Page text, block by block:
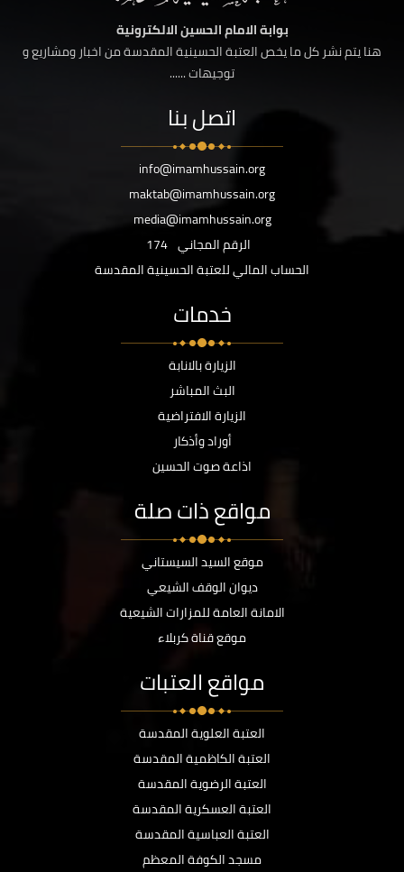
بوابة الامام الحسين الالكترونية
هنا يتم نشر كل ما يخص العتبة الحسينية المقدسة من اخبار ومشاريع و
توجيهات ......
اتصل بنا
info@imamhussain.org
maktab@imamhussain.org
media@imamhussain.org
الرقم المجاني 174
الحساب المالي للعتبة الحسينية المقدسة
خدمات
الزيارة بالانابة
البث المباشر
الزيارة الافتراضية
أوراد وأذكار
اذاعة صوت الحسين
مواقع ذات صلة
موقع السيد السيستاني
ديوان الوقف الشيعي
الامانة العامة للمزارات الشيعية
موقع قناة كربلاء
مواقع العتبات
العتبة العلوية المقدسة
العتبة الكاظمية المقدسة
العتبة الرضوية المقدسة
العتبة العسكرية المقدسة
العتبة العباسية المقدسة
مسجد الكوفة المعظم